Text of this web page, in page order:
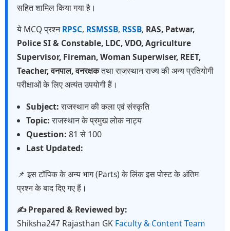
सहित शामिल किया गया है।
ये MCQ प्रश्नRPSC, RSMSSB, RSSB, RAS, Patwar,
Police SI & Constable, LDC, VDO, Agriculture
Supervisor, Fireman, Woman Superwiser, REET,
Teacher, वनपाल, वनरक्षकतथा राजस्थान राज्य की अन्य प्रतियोगी
परीक्षाओं के लिए अत्यंत उपयोगी हैं।
Subject:राजस्थान की कला एवं संस्कृति
Topic:राजस्थान के प्रमुख लोक नाट्य
Question: 81 से 100
Last Updated:
📌 इस टॉपिक के अन्य भाग (Parts) के लिंक इस पोस्ट के अंतिम
प्रश्न के बाद दिए गए हैं।
✍️ Prepared & Reviewed by:
Shiksha247 Rajasthan GK Faculty & Content Team